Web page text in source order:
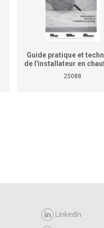
Guide pratique et
de l'installateur en
(Ne remplace pas le
de travaux pratiques
25088
LinkedIn